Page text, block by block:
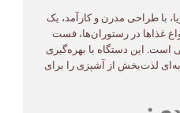
گریل گازی تخت طول ۶۰ آریا، با طراحی مدرن و کارآمد، یک
غذاها در رستوران‌ها، فست
است. این دستگاه با بهره‌گیری
لذت‌بخش از آشپزی را برای